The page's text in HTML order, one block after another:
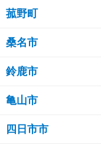
菰野町
桑名市
鈴鹿市
亀山市
四日市市